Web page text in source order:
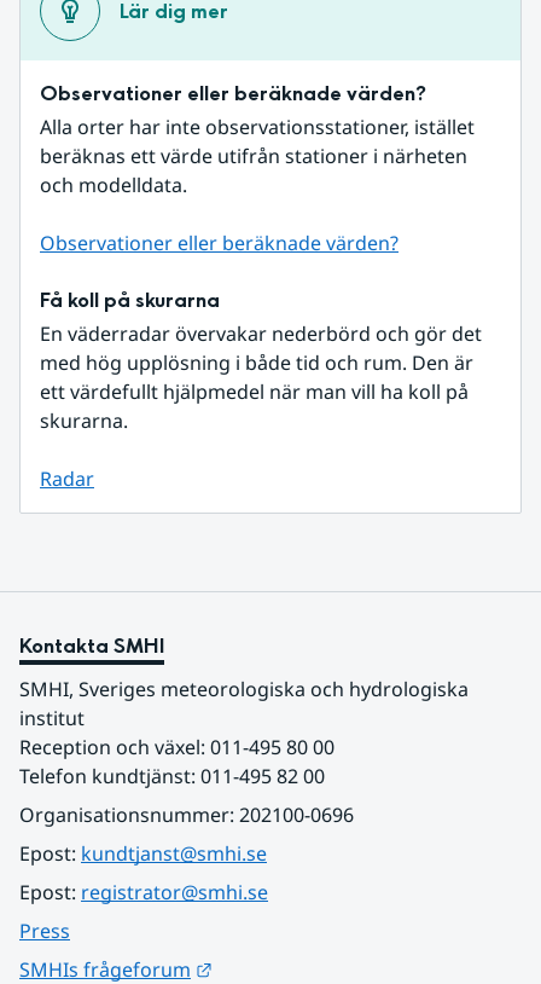
Lär dig mer
Observationer eller beräknade värden?
Alla orter har inte observationsstationer, istället
beräknas ett värde utifrån stationer i närheten
och modelldata.
Observationer eller beräknade värden?
Få koll på skurarna
En väderradar övervakar nederbörd och gör det
med hög upplösning i både tid och rum. Den är
ett värdefullt hjälpmedel när man vill ha koll på
skurarna.
Radar
Kontakta SMHI
SMHI, Sveriges meteorologiska och hydrologiska
institut
Reception och växel: 011-495 80 00
Telefon kundtjänst: 011-495 82 00
Organisationsnummer: 202100-0696
Epost: kundtjanst@smhi.se
Epost: registrator@smhi.se
Press
SMHIs frågeforum